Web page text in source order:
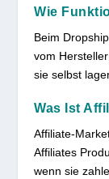
Wie
Beim
vom
sie selbst
Was Ist
Affiliate-
Affiliates
wenn sie